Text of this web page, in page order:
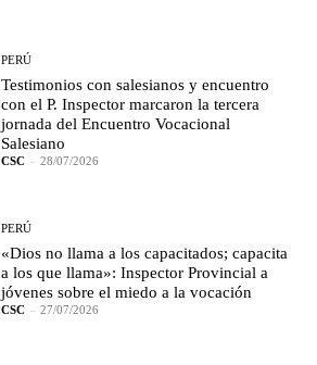
PERÚ
Testimonios con salesianos y encuentro
con el P. Inspector marcaron la tercera
jornada del Encuentro Vocacional
Salesiano
CSC - 28/07/2026
PERÚ
«Dios no llama a los capacitados; capacita
a los que llama»: Inspector Provincial a
jóvenes sobre el miedo a la vocación
CSC - 27/07/2026